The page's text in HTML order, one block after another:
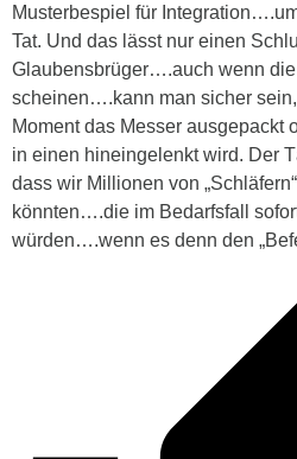
Musterbespiel für
Tat. Und das lässt nur einen
Glaubensbrüger….auch wenn
scheinen….kann man sicher
Moment das Messer ausgepackt
in einen hineingelenkt wird. Der
dass wir Millionen von
könnten….die im Bedarfsfall
würden….wenn es denn den